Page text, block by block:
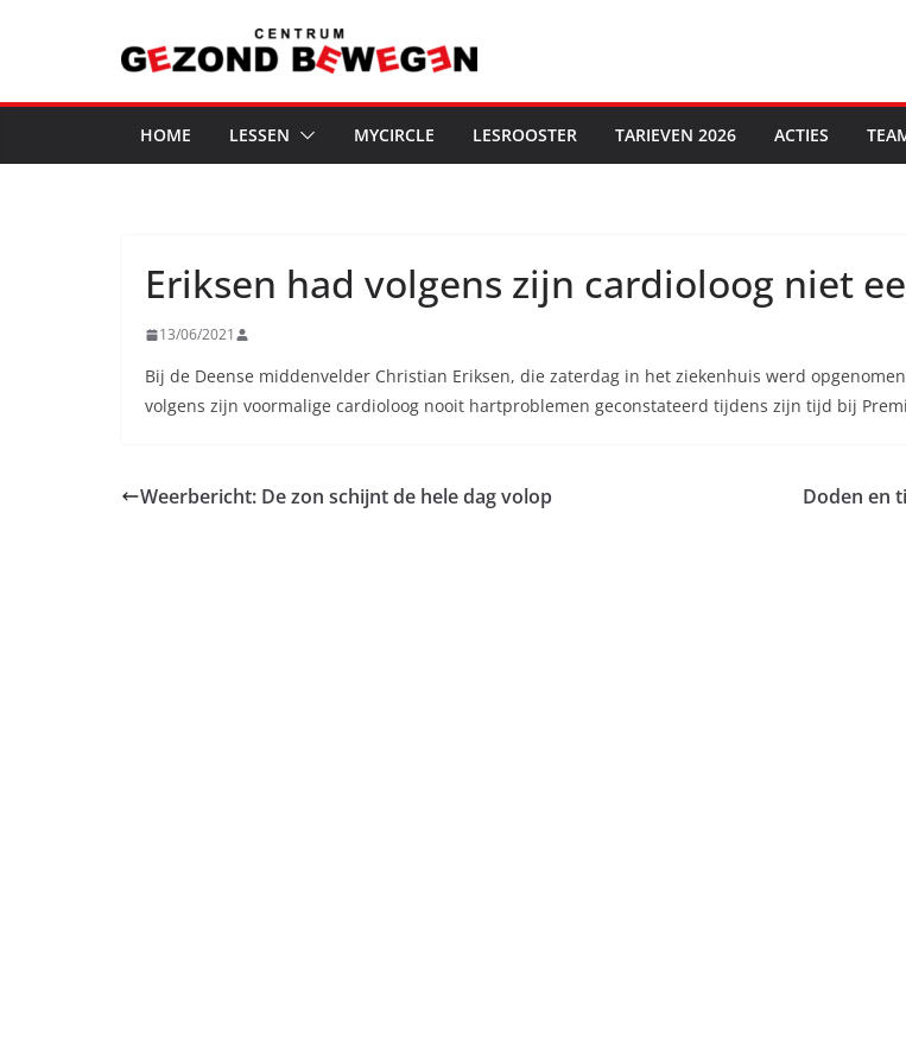
inhoud
HOME LESSEN MYCIRCLE LESROOSTER TARIEVEN 2026 ACTIES
Eriksen had volgens zijn cardioloog niet
13/06/2021
Bij de Deense middenvelder Christian Eriksen, die zaterdag in het ziekenhuis werd
volgens zijn voormalige cardioloog nooit hartproblemen geconstateerd tijdens zijn tijd bij
Weerbericht: De zon schijnt de hele dag volop
Doden en